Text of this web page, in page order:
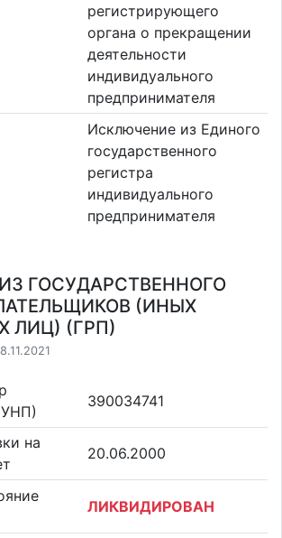
регистрирующего
органа о прекращении
деятельности
индивидуального
предпринимателя
Исключение из Единого
государственного
регистра
индивидуального
предпринимателя
ГОСУДАРСТВЕННОГО
(ИНЫХ
ЛИЦ) (ГРП)
390034741
на
20.06.2000
ЛИКВИДИРОВАН